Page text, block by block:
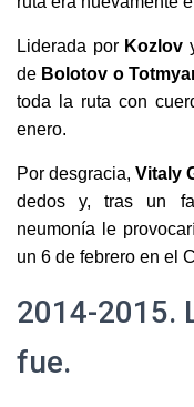
Liderada por Kozlov
de Bolotov o
toda la ruta con
enero.
Por desgracia, Vitaly
dedos y, tras un
neumonía le
un 6 de febrero en el
2014-2015.
fue.